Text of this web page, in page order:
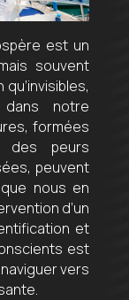
est un
souvent
dans notre
formées
des peurs
peuvent
nous en
d’un
et
est
vers